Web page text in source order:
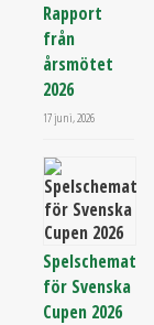
Rapport
från
årsmötet
2026
17 juni, 2026
Spelschemat
för Svenska
Cupen 2026